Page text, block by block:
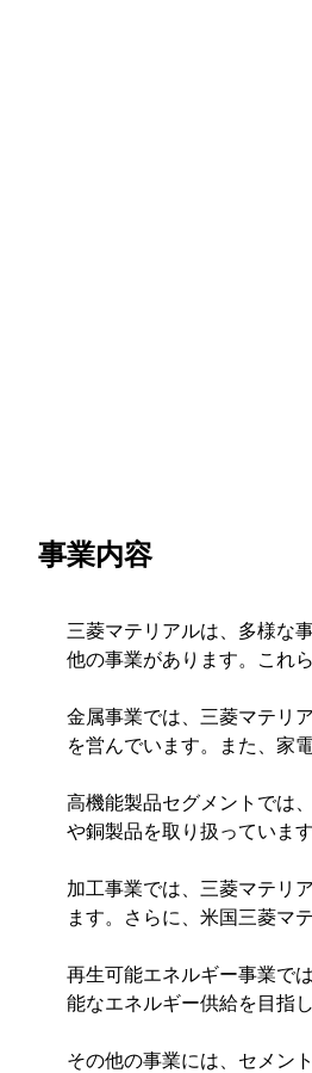
事業内容
三菱マテリアルは、多様な
他の事業があります。これ
金属事業では、三菱マテリ
を営んでいます。また、家
高機能製品セグメントでは
や銅製品を取り扱っていま
加工事業では、三菱マテリ
ます。さらに、米国三菱マ
再生可能エネルギー事業で
能なエネルギー供給を目指
その他の事業には、セメン